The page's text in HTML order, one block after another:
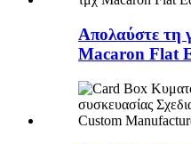
Απολαύστε τη
Macaron Flat